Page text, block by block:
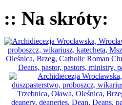
:: Na skróty: